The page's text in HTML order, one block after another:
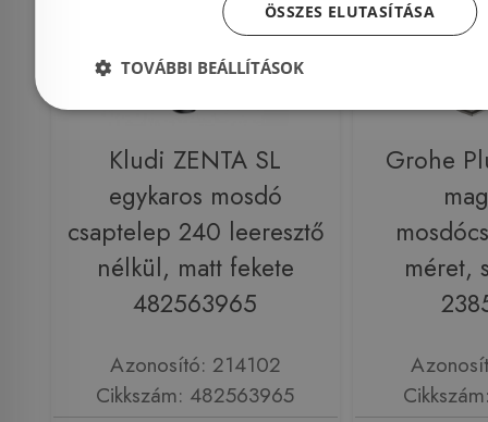
Kludi ZENTA SL
egykaros mosdó
csaptelep 240 leeresztő
nélkül, matt fekete
482563965
Azonosító: 214102
Cikkszám: 482563965
Grohe
méret,
ÖSSZES ELUTASÍTÁSA
TOVÁBBI BEÁLLÍTÁSOK